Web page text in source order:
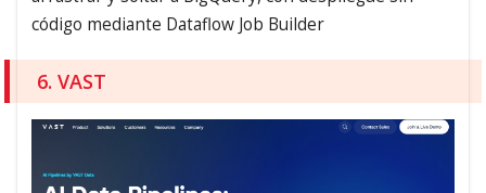
código mediante Dataflow Job Builder
6. VAST